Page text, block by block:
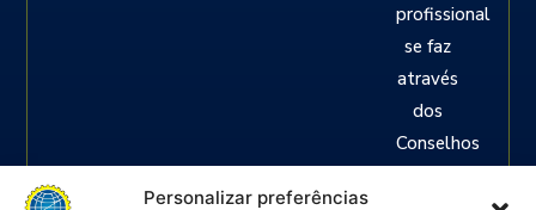
Personalizar preferências
profissional
se faz
através
dos
Conselhos